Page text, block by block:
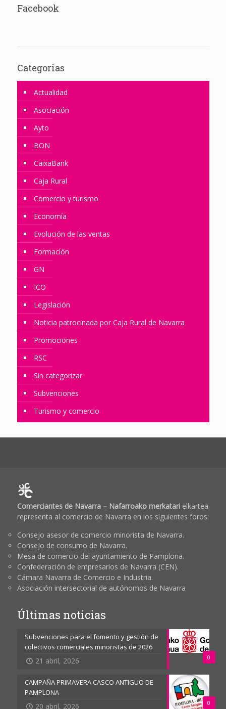
Facebook
Categorias
Actualidad
Asociación
Ayto
BON
CaixaBank
Caja Rural
Comercio y turismo
Economía
Evolución de las ventas
Formación
GN
ICO
Legislación
Noticia patrocinada por Caja Rural de Navarra
Promociones
RSC
Sin categorizar
Subvenciones
Turismo y comercio
Comerciantes de Navarra – Nafarroako merkatarielkartea
representa al comercio de Navarra en los siguientes foros:
Consejo asesor de comercio minorista de Navarra.
Consejo de consumo de Navarra.
Mesa de comercio del ayuntamiento de Pamplona.
Confederación de empresarios de Navarra (CEN).
Cámara Navarra de Comercio e Industria.
Asociación intersectorial de autónomos de Navarra
Últimas noticias
0
Subvenciones para el fomento y gestión de
colectivos comerciales minoristas de 2026
21 abril, 2026
0
CAMPAÑA PRIMAVERA CASCO ANTIGUO DE
PAMPLONA
20 abril, 2026